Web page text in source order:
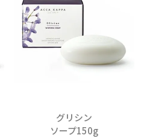
グリシン
ソープ150g